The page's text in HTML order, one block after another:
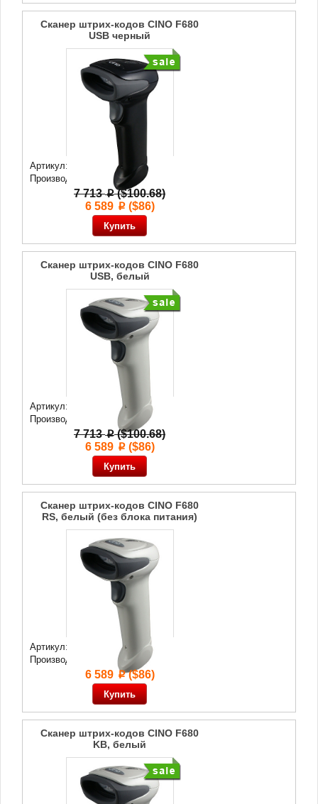
Сканер штрих-кодов CINO F680
USB черный
Артикул: 43 472
Производитель:
Cino
7 713p($100.68)
6 589 p($86)
Сканер штрих-кодов CINO F680
USB, белый
Артикул: 43 465
Производитель:
Cino
7 713p($100.68)
6 589 p($86)
Сканер штрих-кодов CINO F680
RS, белый (без блока питания)
Артикул: 43 461
Производитель:
Cino
6 589 p($86)
Сканер штрих-кодов CINO F680
KB, белый